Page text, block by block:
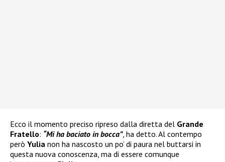
Ecco il momento preciso ripreso dalla diretta del Grande
Fratello: “Mi ha baciato in bocca”, ha detto. Al contempo
però Yulia non ha nascosto un po’ di paura nel buttarsi in
questa nuova conoscenza, ma di essere comunque